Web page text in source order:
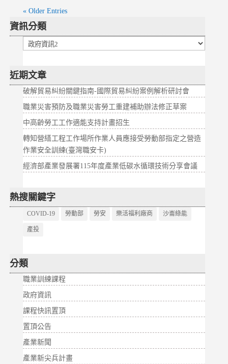
« Older Entries
資訊分類
資
類
近期文章
破解貿易糾紛關鍵指南-國際貿易糾紛案例解析研討會
職業災害預防及職業災害勞工重建補助辦法修正草案
中高齡勞工工作適能支持計畫招生
轉知營繕工程工作場所作業人員應接受勞動部指定之營造
作業安全訓練(臺灣職安卡)
經濟部產業發展署115年度產業低碳水循環技術分享會議
熱搜關鍵字
COVID-19 勞動部 勞安 樂活福利廠商 沙崙綠能
產投
分類
職業訓練課程
政府資訊
課程快訊置頂
置頂公告
產業新聞
產業新尖兵計畫